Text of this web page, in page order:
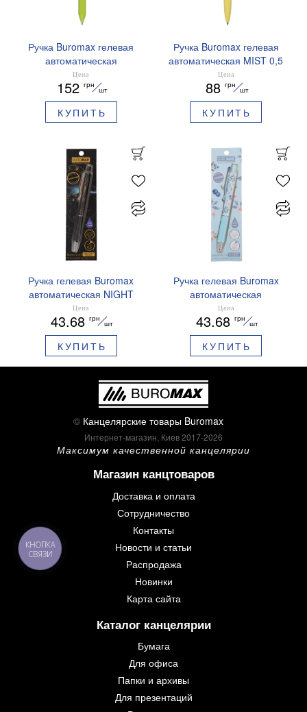
Ручка Buromax гелевая
автоматическая
PRESTIGE GOLD 0,5 мм
синие чернила BM.83101
Цена
152 грн
шт
КУПИТЬ
Ручка Buromax гелевая
автоматическая MIST 0,5
мм синие чернила
BM.83103
Цена
88 грн
шт
КУПИТЬ
Ручка гелевая Buromax
автоматическая NIGHT
SKY ZODIAC 0.5 мм
ароматизированный грипп
синие чернила BM.8379-
01
Цена
43.68 грн
шт
КУПИТЬ
Ручка гелевая Buromax
автоматическая
ARABESKI 0.5 мм
ароматизированный грипп
синие чернила в блистере
BM.8379-02
Цена
43.68 грн
шт
КУПИТЬ
© Канцелярские товары Buromax
Интернет-магазин, Киев 2017-2026
Максимум качественной канцелярии
Магазин канцтоваров
Доставка и оплата
Сотрудничество
Контакты
Новости и статьи
Распродажа
Новинки
Карта сайта
Каталог канцелярии
Бумага
Для офиса
Папки и архивы
Для презентаций
КНОПКА
СВЯЗИ